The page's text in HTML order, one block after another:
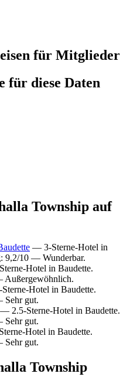
für Mitglieder
für diese Daten
Township auf
— 3-Sterne-Hotel in
9,2/10 — Wunderbar.
Hotel in Baudette.
Außergewöhnlich.
Hotel in Baudette.
Sehr gut.
— 2.5-Sterne-Hotel in Baudette.
Sehr gut.
Hotel in Baudette.
Sehr gut.
Township